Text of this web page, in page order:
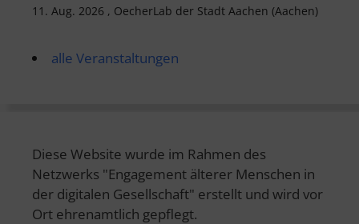
11. Aug. 2026 , OecherLab der Stadt Aachen (Aachen)
alle Veranstaltungen
Diese Website wurde im Rahmen des
Netzwerks "Engagement älterer Menschen in
der digitalen Gesellschaft" erstellt und wird vor
Ort ehrenamtlich gepflegt.